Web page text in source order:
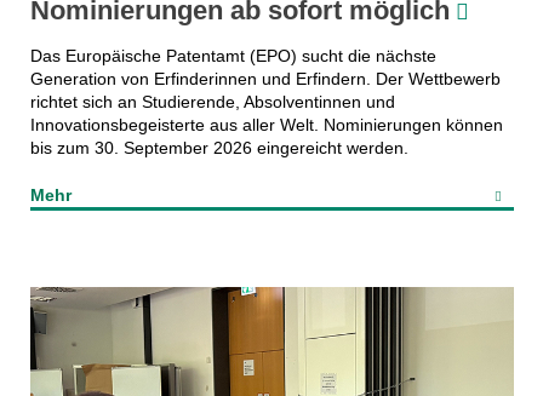
Nominierungen ab sofort möglich
Das Europäische Patentamt (EPO) sucht die nächste
Generation von Erfinderinnen und Erfindern. Der Wettbewerb
richtet sich an Studierende, Absolventinnen und
Innovationsbegeisterte aus aller Welt. Nominierungen können
bis zum 30. September 2026 eingereicht werden.
Mehr